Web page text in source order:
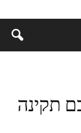
תקינה